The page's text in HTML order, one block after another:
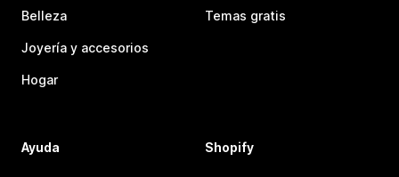
Belleza
Joyería y accesorios
Hogar
Temas gratis
Ayuda Shopify